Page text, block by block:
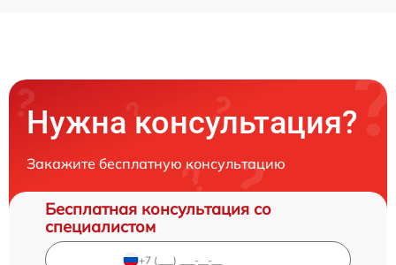
Нужна консультация?
Закажите бесплатную консультацию
Бесплатная консультация со
специалистом